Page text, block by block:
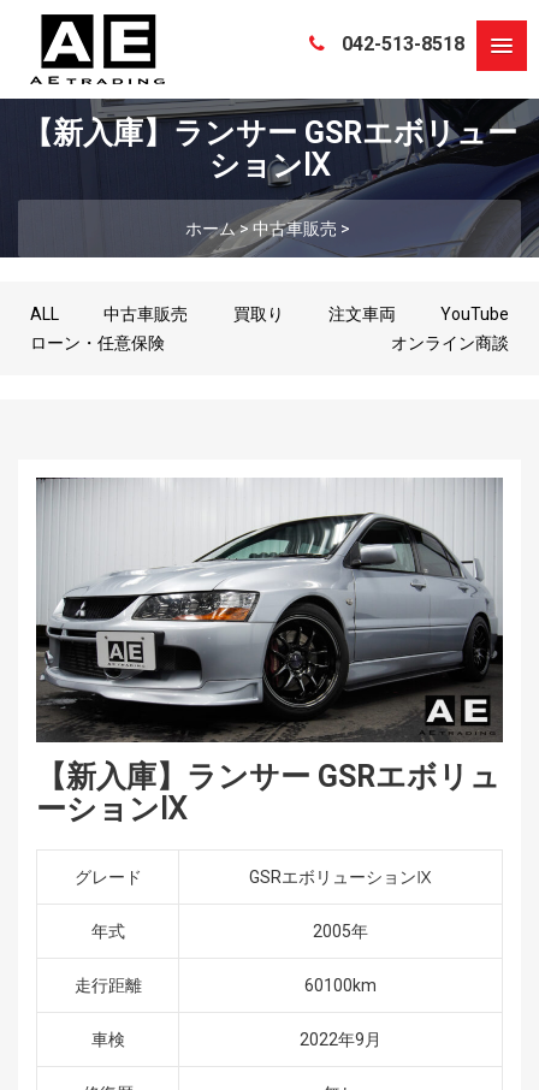
042-513-8518
【新入庫】ランサー GSRエボリュー
ションⅨ
ホーム>中古車販売 >
ALL 中古車販売 買取り 注文車両
YouTube
ローン・任意保険
オンライン商談
【新入庫】ランサー GSRエボリュ
ーションⅨ
グレード GSRエボリューションⅨ
年式 2005年
走行距離 60100km
車検 2022年9月